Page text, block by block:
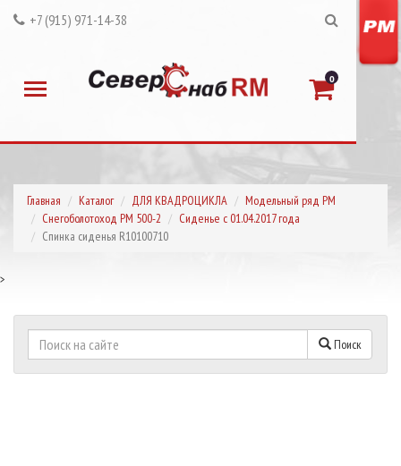
+7 (915) 971-14-38
0
Главная Каталог ДЛЯ КВАДРОЦИКЛА
Модельный ряд РМ
Снегоболотоход РМ 500-2
Сиденье с 01.04.2017 года
Спинка сиденья R10100710
>
Поиск